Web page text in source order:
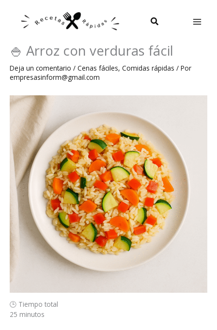
contenido
Buscar
🍚 Arroz con verduras fácil
Deja un comentario / Cenas fáciles, Comidas rápidas / Por
empresasinform@gmail.com
🕒 Tiempo total
25 minutos